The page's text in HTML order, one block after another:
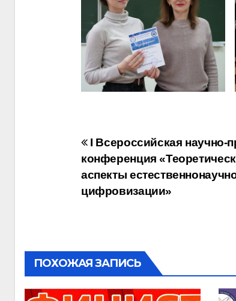
Навигация
по
записям
I Всероссийская научно-
конференция
аспекты
цифровизации»
ПОХОЖАЯ ЗАПИСЬ